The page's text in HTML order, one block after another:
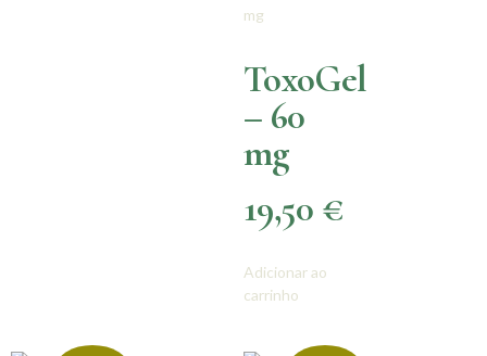
ToxoGel
– 60
mg
19,50 €
Adicionar ao
carrinho